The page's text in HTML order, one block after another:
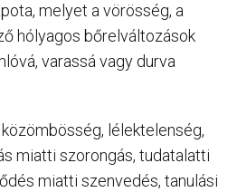
melyet a vörösség, a
hólyagos bőrelváltozások
varassá vagy durva
lélektelenség,
miatti szorongás, tudatalatti
miatti szenvedés, tanulási